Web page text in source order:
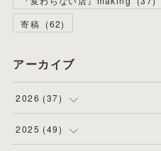
寄稿 (62)
アーカイブ
2026 (37)
(4)
2025 (49)